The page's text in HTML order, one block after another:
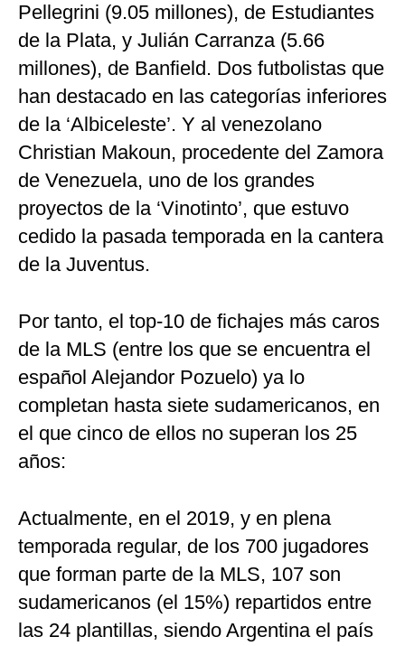
Pellegrini (9.05 millones), de Estudiantes
de la Plata, y Julián Carranza (5.66
millones), de Banfield. Dos futbolistas que
han destacado en las categorías inferiores
de la ‘Albiceleste’. Y al venezolano
Christian Makoun, procedente del Zamora
de Venezuela, uno de los grandes
proyectos de la ‘Vinotinto’, que estuvo
cedido la pasada temporada en la cantera
de la Juventus.
Por tanto, el top-10 de fichajes más caros
de la MLS (entre los que se encuentra el
español Alejandor Pozuelo) ya lo
completan hasta siete sudamericanos, en
el que cinco de ellos no superan los 25
años:
Actualmente, en el 2019, y en plena
temporada regular, de los 700 jugadores
que forman parte de la MLS, 107 son
sudamericanos (el 15%) repartidos entre
las 24 plantillas, siendo Argentina el país